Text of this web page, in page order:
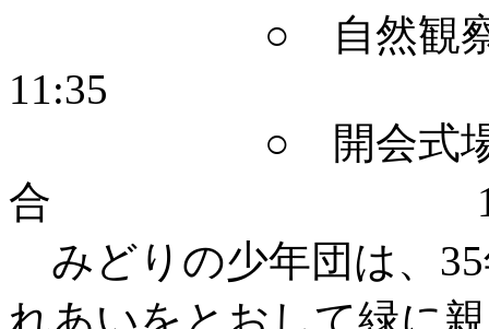
○ 自然観察とネ
11:35
○ 開会式場
合 11:35
みどりの少年団は、